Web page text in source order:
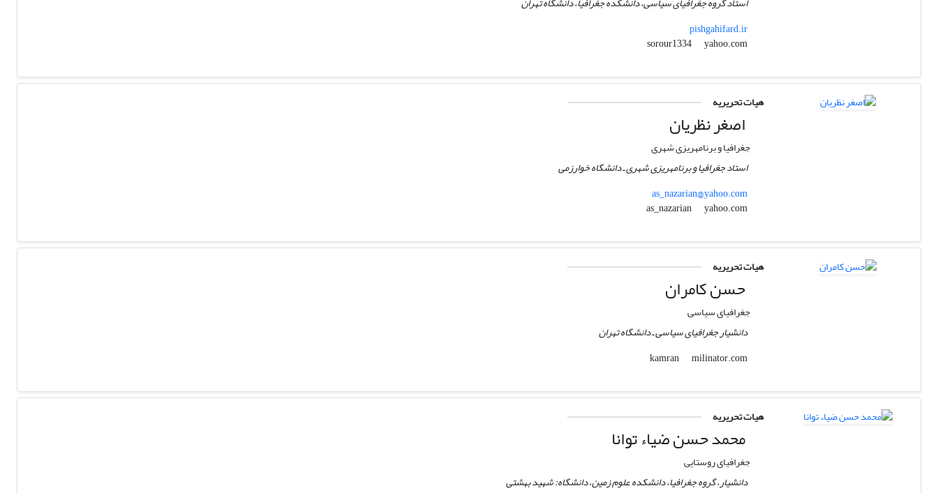
pishgahifard.ir
sorour1334
yahoo.com
هیات تحریریه
اصغر نظریان
جغرافیا و برنامه‎ریزی شهری
استاد جغرافیا و برنامه‎ریزی شهری ـ دانشگاه خوارزمی
as_nazarian@yahoo.com
as_nazarian
yahoo.com
هیات تحریریه
حسن کامران
جغرافیای سیاسی
دانشیار جغرافیای سیاسی ـ دانشگاه تهران
kamran
milinator.com
هیات تحریریه
محمد حسن ضیاء توانا
جغرافیای روستایی
دانشیار، گروه جغرافیا، دانشکده علوم زمین، دانشگاه: شهید بهشتى